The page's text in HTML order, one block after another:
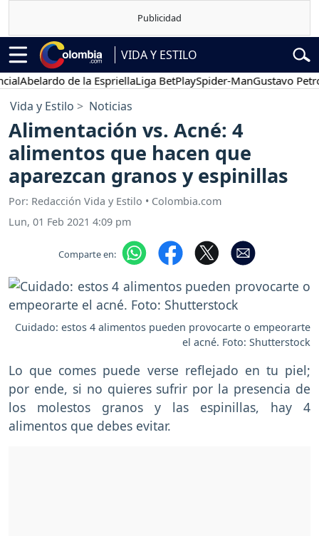
VIDA Y ESTILO
de la EspriellaLiga BetPlaySpider-ManGustavo Petro
Vida y Estilo Noticias
Alimentación vs. Acné: 4
alimentos que hacen que
aparezcan granos y espinillas
Por: Redacción Vida y Estilo • Colombia.com
Lun, 01 Feb 2021 4:09 pm
Comparte en:
Cuidado: estos 4 alimentos pueden provocarte o empeorarte
el acné. Foto: Shutterstock
Lo que comes puede verse reflejado en tu piel;
por ende, si no quieres sufrir por la presencia de
los molestos granos y las espinillas, hay 4
alimentos que debes evitar.